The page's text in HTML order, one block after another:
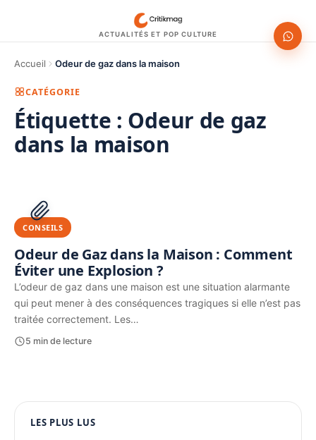
ACTUALITÉS ET POP CULTURE
Accueil Odeur de gaz dans la maison
CATÉGORIE
Étiquette : Odeur de gaz
dans la maison
PUBLICITÉ
CONSEILS
Odeur de Gaz dans la Maison : Comment
Éviter une Explosion ?
L’odeur de gaz dans une maison est une situation alarmante
qui peut mener à des conséquences tragiques si elle n’est pas
traitée correctement. Les…
5 min de lecture
PUBLICITÉ
LES PLUS LUS